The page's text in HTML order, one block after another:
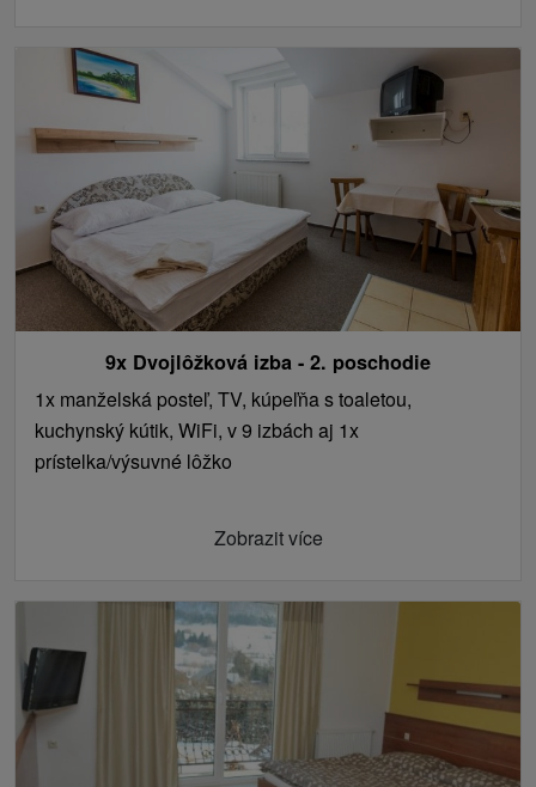
9x Dvojlôžková izba - 2. poschodie
1x manželská posteľ, TV, kúpeľňa s toaletou,
kuchynský kútik, WiFi, v 9 izbách aj 1x
prístelka/výsuvné lôžko
Zobrazit více